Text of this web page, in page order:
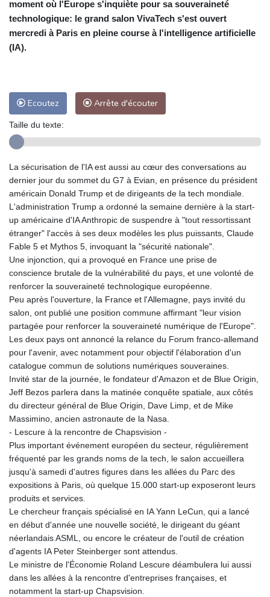
moment où l'Europe s'inquiète pour sa souveraineté
technologique: le grand salon VivaTech s'est ouvert
mercredi à Paris en pleine course à l'intelligence artificielle
(IA).
Ecoutez Arrête d'écouter
Taille du texte:
La sécurisation de l'IA est aussi au cœur des conversations au
dernier jour du sommet du G7 à Evian, en présence du président
américain Donald Trump et de dirigeants de la tech mondiale.
L'administration Trump a ordonné la semaine dernière à la start-
up américaine d'IA Anthropic de suspendre à "tout ressortissant
étranger" l'accès à ses deux modèles les plus puissants, Claude
Fable 5 et Mythos 5, invoquant la "sécurité nationale".
Une injonction, qui a provoqué en France une prise de
conscience brutale de la vulnérabilité du pays, et une volonté de
renforcer la souveraineté technologique européenne.
Peu après l'ouverture, la France et l'Allemagne, pays invité du
salon, ont publié une position commune affirmant "leur vision
partagée pour renforcer la souveraineté numérique de l'Europe".
Les deux pays ont annoncé la relance du Forum franco-allemand
pour l'avenir, avec notamment pour objectif l'élaboration d'un
catalogue commun de solutions numériques souveraines.
Invité star de la journée, le fondateur d'Amazon et de Blue Origin,
Jeff Bezos parlera dans la matinée conquête spatiale, aux côtés
du directeur général de Blue Origin, Dave Limp, et de Mike
Massimino, ancien astronaute de la Nasa.
- Lescure à la rencontre de Chapsvision -
Plus important événement européen du secteur, régulièrement
fréquenté par les grands noms de la tech, le salon accueillera
jusqu'à samedi d'autres figures dans les allées du Parc des
expositions à Paris, où quelque 15.000 start-up exposeront leurs
produits et services.
Le chercheur français spécialisé en IA Yann LeCun, qui a lancé
en début d'année une nouvelle société, le dirigeant du géant
néerlandais ASML, ou encore le créateur de l'outil de création
d'agents IA Peter Steinberger sont attendus.
Le ministre de l'Économie Roland Lescure déambulera lui aussi
dans les allées à la rencontre d'entreprises françaises, et
notamment la start-up Chapsvision.